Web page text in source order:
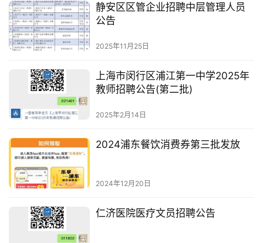
静安区区管企业招聘中层管理人员
公告
2025年11月25日
上海市闵行区浦江第一中学2025年
教师招聘公告(第二批)
2025年2月14日
2024浦东餐饮消费券第三批发放
2024年12月20日
仁济医院医疗文员招聘公告